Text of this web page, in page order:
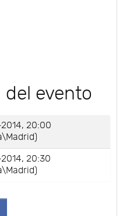
evento
20:00
20:30